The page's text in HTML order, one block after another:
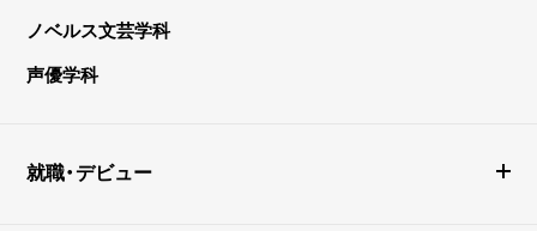
ノベルス文芸学科
声優学科
就職・デビュー